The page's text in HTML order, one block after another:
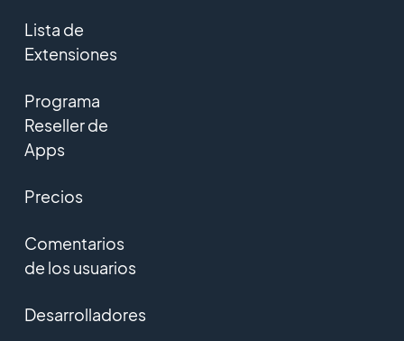
Lista de
Extensiones
Programa
Reseller de
Apps
Precios
Comentarios
de los usuarios
Desarrolladores